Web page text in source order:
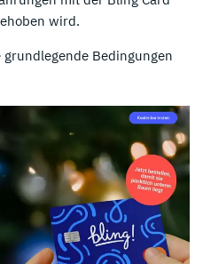
wird.
Bedingungen